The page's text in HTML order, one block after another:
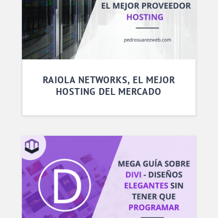
RAIOLA NETWORKS, EL MEJOR
HOSTING DEL MERCADO